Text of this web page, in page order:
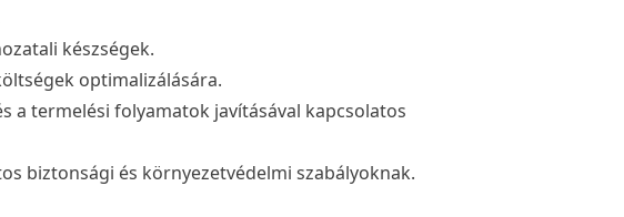
készségek.
optimalizálására.
a termelési folyamatok javításával kapcsolatos
biztonsági és környezetvédelmi szabályoknak.